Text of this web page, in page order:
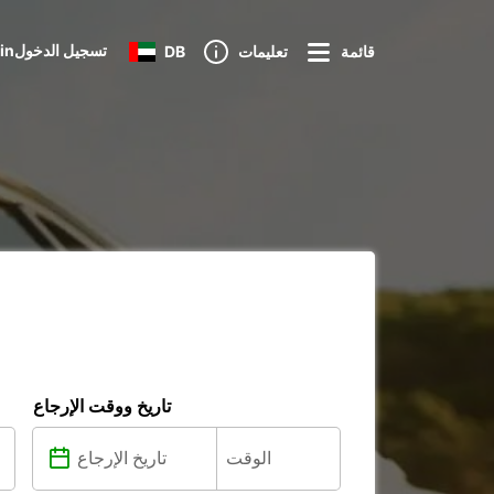
Loginتسجيل الدخول DB تعليمات قائمة
تاريخ ووقت الإرجاع